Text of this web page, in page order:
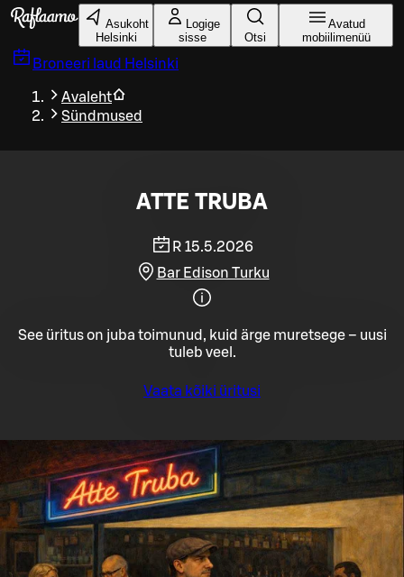
Liigu peamise sisu juurde
Asukoht
Helsinki
Logige
sisse
Otsi
Avatud
mobiilimenüü
Broneeri laud Helsinki
Avaleht
Sündmused
ATTE TRUBA
R 15.5.2026
Bar Edison Turku
See üritus on juba toimunud, kuid ärge muretsege – uusi
tuleb veel.
Vaata kõiki üritusi